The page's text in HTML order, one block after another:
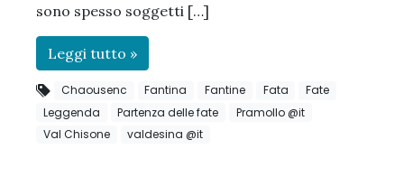
sono spesso soggetti […]
Leggi tutto »
Chaousenc Fantina Fantine Fata
Fate
Leggenda
Partenza delle fate
Pramollo @it
Val Chisone
valdesina @it